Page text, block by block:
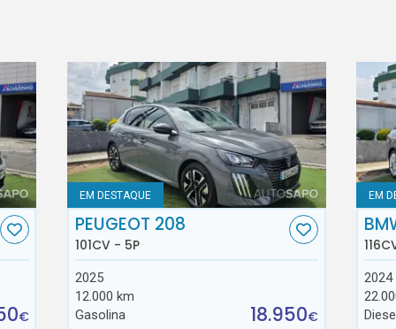
€
EM DESTAQUE
PEUGEOT 208
101CV - 5P
2025
12.000 km
Gasolina
18.950€
EM
2024